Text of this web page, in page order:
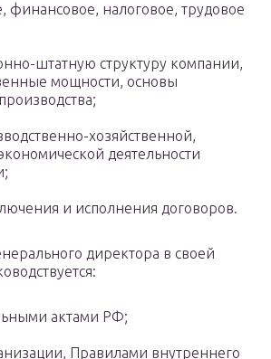
финансовое, налоговое, трудовое
штатную структуру компании,
мощности, основы
хозяйственной,
деятельности
и исполнения договоров.
директора в своей
актами РФ;
Правилами внутреннего